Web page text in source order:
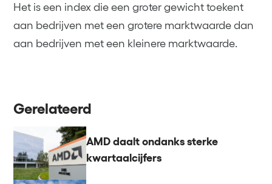
Het is een index die een groter gewicht toekent
aan bedrijven met een grotere marktwaarde dan
aan bedrijven met een kleinere marktwaarde.
Gerelateerd
AMD daalt ondanks sterke
kwartaalcijfers